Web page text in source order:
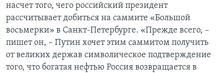
насчет того, чего российский президент
рассчитывает добиться на саммите «Большой
восьмерки» в Санкт-Петербурге. «Прежде всего, –
пишет он, – Путин хочет этим саммитом получить
от великих держав символическое подтверждение
того, что богатая нефтью Россия возвращается в